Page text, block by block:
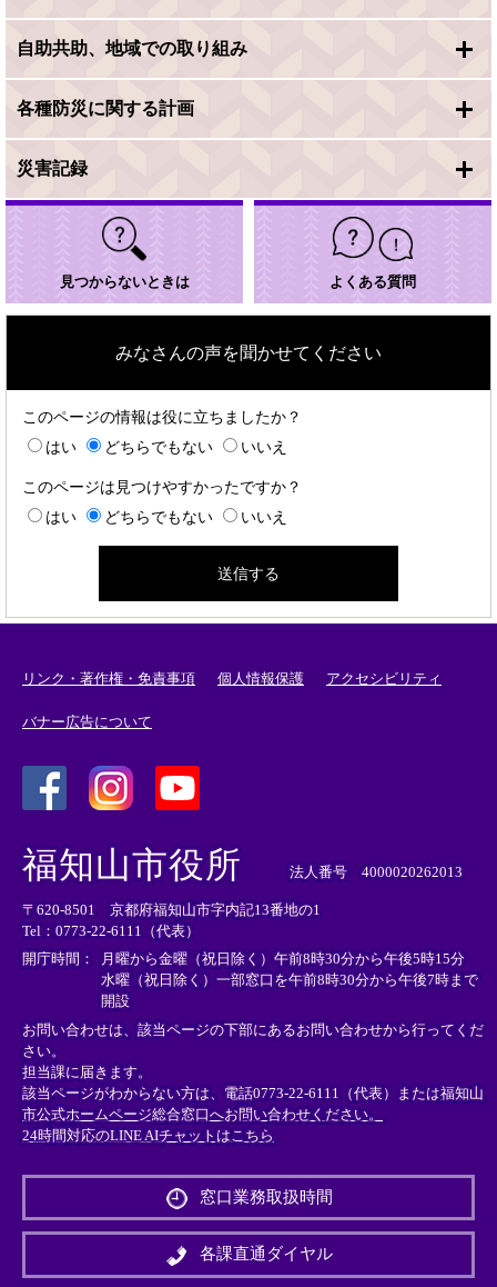
自助共助、地域での取り組み
各種防災に関する計画
災害記録
見つからないときは よくある質問
みなさんの声を聞かせてください
このページの情報は役に立ちましたか？
はい
どちらでもない いいえ
このページは見つけやすかったですか？
はい
どちらでもない いいえ
リンク・著作権・免責事項 個人情報保護 アクセシビリティ
バナー広告について
外
部
リ
ン
ク
＞
外
リ
ン
ク
＞
外
部
ン
ク
＞
福知山市役所 法人番号 4000020262013
〒620-8501 京都府福知山市字内記13番地の1
Tel：0773-22-6111（代表）
開庁時間：
月曜から金曜（祝日除く）午前8時30分から午後5時15分
水曜（祝日除く）一部窓口を午前8時30分から午後7時まで
開設
お問い合わせは、該当ページの下部にあるお問い合わせから行ってくだ
さい。
担当課に届きます。
該当ページがわからない方は、電話0773-22-6111（代表）または福知山
市公式ホームページ総合窓口へお問い合わせください。
24時間対応のLINE AIチャットはこちら
外
リ
＞
窓口業務取扱時間
各課直通ダイヤル